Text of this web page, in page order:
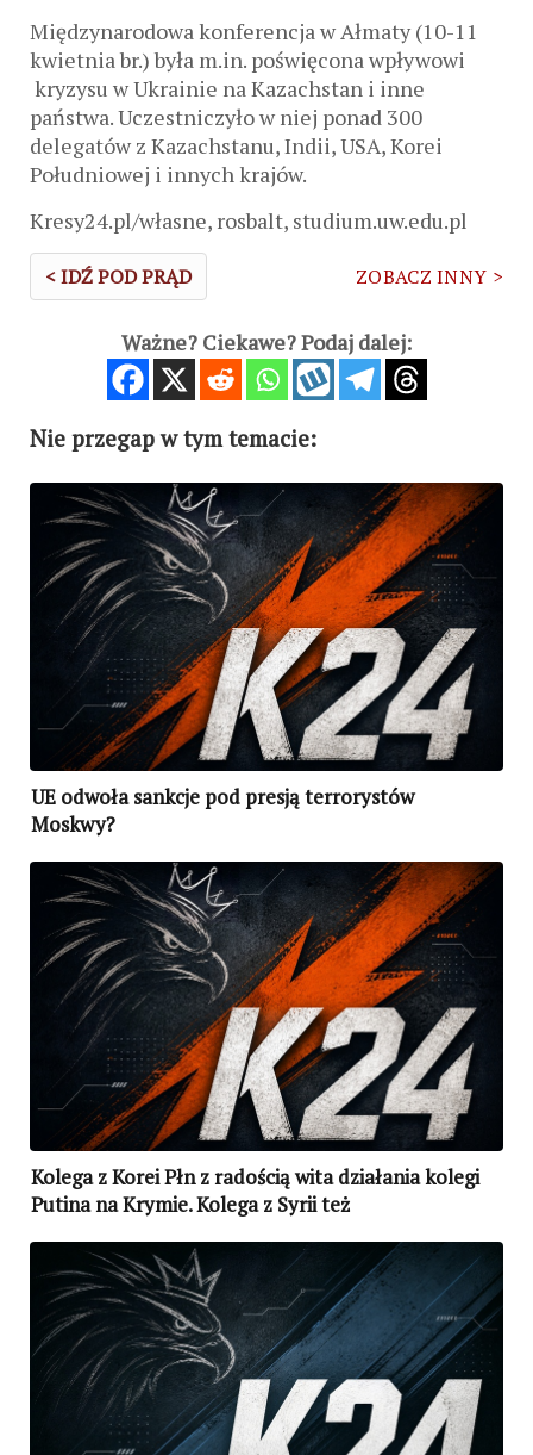
Międzynarodowa konferencja w Ałmaty (10-11
kwietnia br.) była m.in. poświęcona wpływowi
kryzysu w Ukrainie na Kazachstan i inne
państwa. Uczestniczyło w niej ponad 300
delegatów z Kazachstanu, Indii, USA, Korei
Południowej i innych krajów.
Kresy24.pl/własne, rosbalt, studium.uw.edu.pl
< IDŹ POD PRĄD ZOBACZ INNY >
Ważne? Ciekawe? Podaj dalej:
Nie przegap w tym temacie:
UE odwoła sankcje pod presją terrorystów
Moskwy?
Kolega z Korei Płn z radością wita działania kolegi
Putina na Krymie. Kolega z Syrii też